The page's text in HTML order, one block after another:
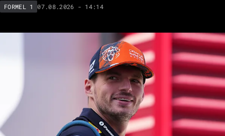
FORMEL 1 07.08.2026 - 14:14